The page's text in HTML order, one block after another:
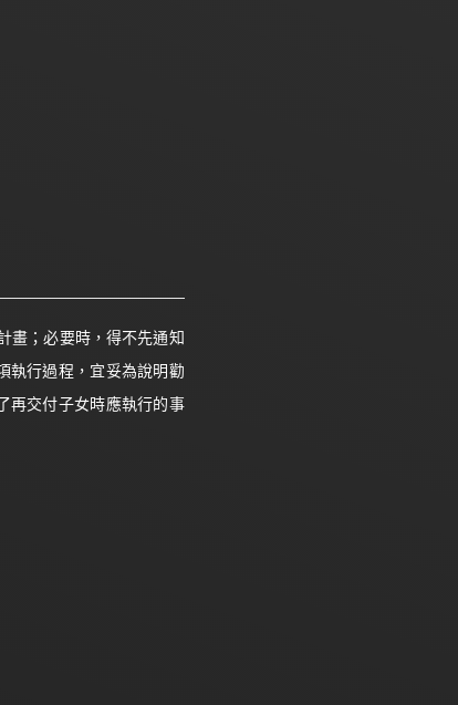
畫；必要時，得不先通知
執行過程，宜妥為說明勸
再交付子女時應執行的事